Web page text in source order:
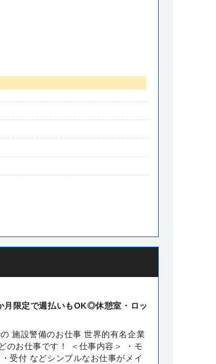
月限定で週払いもOK◎休憩室・ロッ
施設警備のお仕事 世界的有名企業
のお仕事です！ ＜仕事内容＞ ・モ
受付 などシンプルなお仕事がメイ